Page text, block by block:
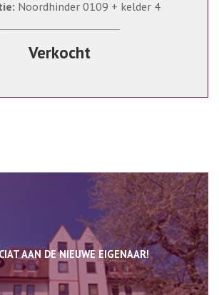
Noordhinder 0109 + kelder 4
Verkocht
AAN DE NIEUWE EIGENAAR!